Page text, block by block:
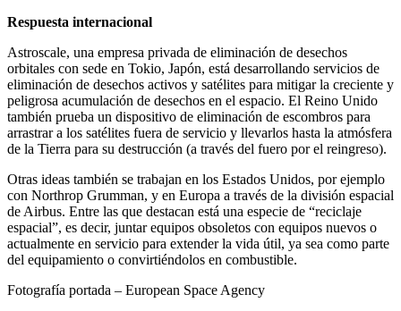
Respuesta internacional
Astroscale, una empresa privada de eliminación de desechos
orbitales con sede en Tokio, Japón, está desarrollando servicios de
eliminación de desechos activos y satélites para mitigar la creciente y
peligrosa acumulación de desechos en el espacio. El Reino Unido
también prueba un dispositivo de eliminación de escombros para
arrastrar a los satélites fuera de servicio y llevarlos hasta la atmósfera
de la Tierra para su destrucción (a través del fuero por el reingreso).
Otras ideas también se trabajan en los Estados Unidos, por ejemplo
con Northrop Grumman, y en Europa a través de la división espacial
de Airbus. Entre las que destacan está una especie de “reciclaje
espacial”, es decir, juntar equipos obsoletos con equipos nuevos o
actualmente en servicio para extender la vida útil, ya sea como parte
del equipamiento o convirtiéndolos en combustible.
Fotografía portada – European Space Agency